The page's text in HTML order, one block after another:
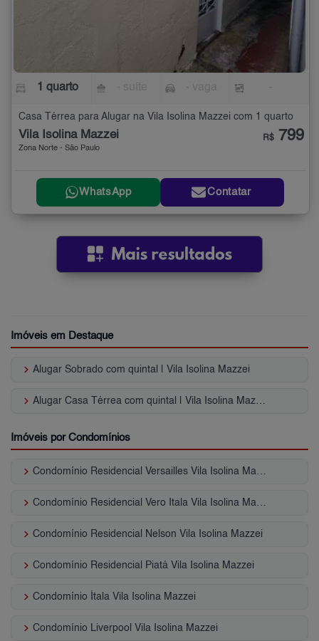
1 quarto
Casa Térrea para Alugar na Vila Isolina Mazzei com 1 quarto
Vila Isolina Mazzei
Zona Norte - São Paulo
R$ 799
WhatsApp Contatar
Imóveis em Destaque
keyboard_arrow_right Alugar Sobrado com quintal | Vila Isolina Mazzei
keyboard_arrow_right Alugar Casa Térrea com quintal | Vila Isolina Mazzei
Imóveis por Condomínios
keyboard_arrow_right Condomínio Residencial Versailles Vila Isolina Mazzei
keyboard_arrow_right Condomínio Residencial Vero Itala Vila Isolina Mazzei
keyboard_arrow_right Condomínio Residencial Nelson Vila Isolina Mazzei
keyboard_arrow_right Condomínio Residencial Piatá Vila Isolina Mazzei
keyboard_arrow_right Condomínio Ítala Vila Isolina Mazzei
keyboard_arrow_right Condomínio Liverpool Vila Isolina Mazzei